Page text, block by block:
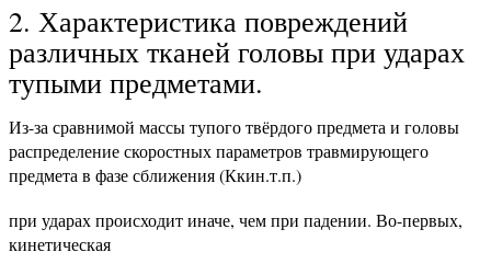
2. Характеристика повреждений
различных тканей головы при ударах
тупыми предметами.
Из-за сравнимой массы тупого твёрдого предмета и головы
распределение скоростных параметров травмирующего
предмета в фазе сближения (Ккин.т.п.)
при ударах происходит иначе, чем при падении. Во-первых,
кинетическая